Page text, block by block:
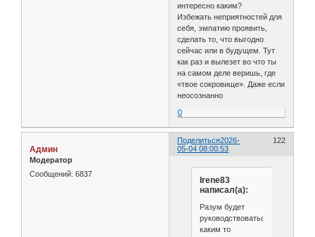
интересно каким?
Избежать неприятностей для
себя, эмпатию проявить,
сделать то, что выгодно
сейчас или в будущем. Тут
как раз и вылезет во что ты
на самом деле веришь, где
«твое сокровище». Даже если
неосознанно
0
Поделиться 122
2026-
05-04 08:00:53
Админ
Модератор
Сообщений: 6837
Irene83
написал(а):
Разум будет
руководствоваться
каким то